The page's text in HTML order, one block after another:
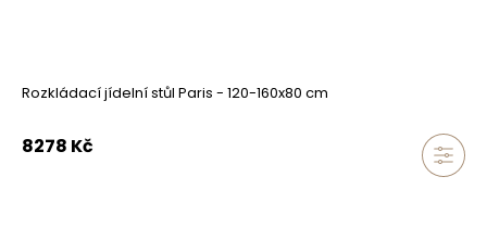
Rozkládací jídelní stůl Paris - 120-160x80 cm
8278 Kč